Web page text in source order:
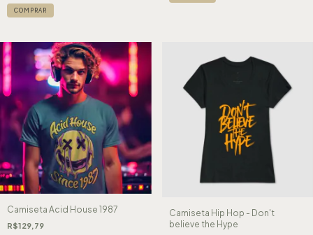
COMPRAR
Camiseta Acid House 1987
R$129,79
Camiseta Hip Hop - Don't
believe the Hype